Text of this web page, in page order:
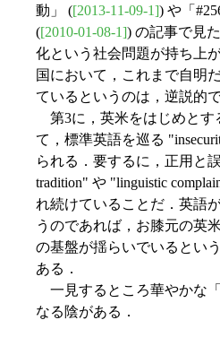
動」 ([2013-11-09-1]) や「
([2010-01-08-1]) の記事で見
化という社会問題が持ち上
国において，これまで自明
ているというのは，逆説的で
第3に，英米をはじめとす
て，標準英語を巡る
られる．要するに，正用と
tradition" や "linguistic
れ続けていることだ．英語
うのであれば，お膝元の英
の基盤が揺らいでいるとい
ある．
一見するところ華やかな
なる陰がある．